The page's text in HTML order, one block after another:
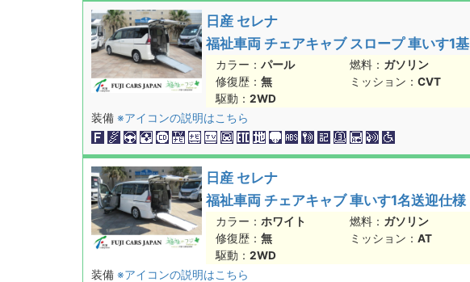
日産 セレナ
福祉車両 チェアキャブ スロープ 車いす1基
カラー： パール 燃料： ガソリン
修復歴： 無 ミッション： CVT
駆動： 2WD
装備 ※アイコンの説明はこちら
日産 セレナ
福祉車両 チェアキャブ 車いす1名送迎仕様
カラー： ホワイト 燃料： ガソリン
修復歴： 無 ミッション： AT
駆動： 2WD
装備 ※アイコンの説明はこちら